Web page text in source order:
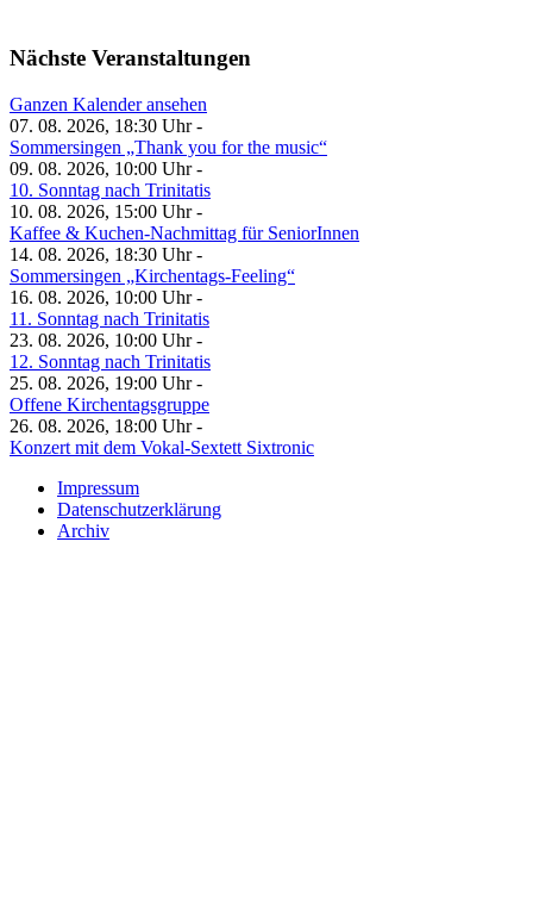
Nächste Veranstaltungen
Ganzen Kalender ansehen
07. 08. 2026, 18:30 Uhr -
Sommersingen „Thank you for the music“
09. 08. 2026, 10:00 Uhr -
10. Sonntag nach Trinitatis
10. 08. 2026, 15:00 Uhr -
Kaffee & Kuchen-Nachmittag für SeniorInnen
14. 08. 2026, 18:30 Uhr -
Sommersingen „Kirchentags-Feeling“
16. 08. 2026, 10:00 Uhr -
11. Sonntag nach Trinitatis
23. 08. 2026, 10:00 Uhr -
12. Sonntag nach Trinitatis
25. 08. 2026, 19:00 Uhr -
Offene Kirchentagsgruppe
26. 08. 2026, 18:00 Uhr -
Konzert mit dem Vokal-Sextett Sixtronic
Impressum
Datenschutzerklärung
Archiv